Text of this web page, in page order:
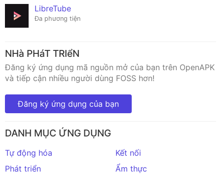
LibreTube
Đa phương tiện
NHà PHáT TRIểN
Đăng ký ứng dụng mã nguồn mở của bạn trên OpenAPK
và tiếp cận nhiều người dùng FOSS hơn!
Đăng ký ứng dụng của bạn
DANH MỤC ỨNG DỤNG
Tự động hóa
Kết nối
Phát triển
Ẩm thực